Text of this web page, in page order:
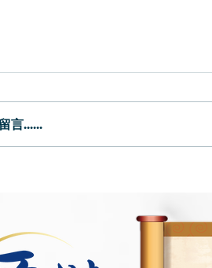
消滯小妙法
言......